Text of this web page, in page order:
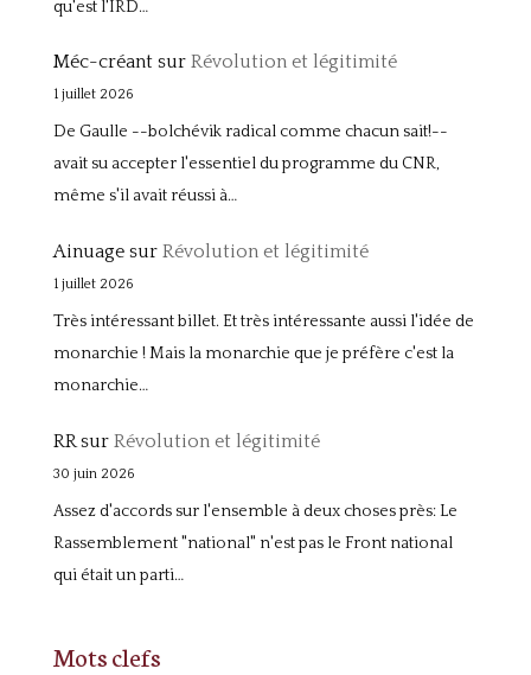
qu'est l'IRD…
Méc-créantsur Révolution et légitimité
1 juillet 2026
De Gaulle --bolchévik radical comme chacun sait!--
avait su accepter l'essentiel du programme du CNR,
même s'il avait réussi à…
Ainuagesur Révolution et légitimité
1 juillet 2026
Très intéressant billet. Et très intéressante aussi l'idée de
monarchie ! Mais la monarchie que je préfère c'est la
monarchie…
RRsur Révolution et légitimité
30 juin 2026
Assez d'accords sur l'ensemble à deux choses près: Le
Rassemblement "national" n'est pas le Front national
qui était un parti…
Mots clefs